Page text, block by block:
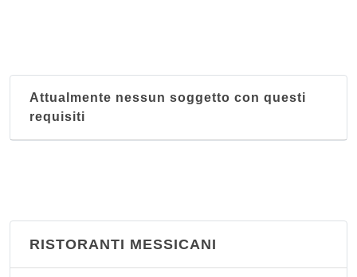
Attualmente nessun soggetto con questi
requisiti
RISTORANTI MESSICANI